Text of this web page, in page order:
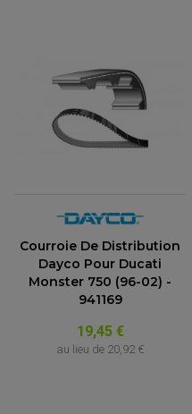
Courroie De Distribution
Dayco Pour Ducati
Monster 750 (96-02) -
941169
19,45 €
au lieu de 20,92 €